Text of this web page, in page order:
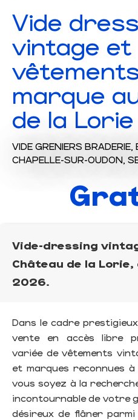
Vide
vintage et
marque
de la Lorie
VIDE GRENIERS BRADERIE,
CHAPELLE-SUR-OUDON,
Vide-dressing
Château de la
2026.
Dans le cadre
vente en accès libre
variée de vêtements
et marques reconnues
vous soyez à la
incontournable de votre
désireux de flâner